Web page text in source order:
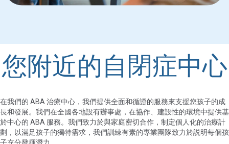
您附近的自閉症中心
在我們的 ABA 治療中心，我們提供全面和循證的服務來支援您孩子的成
長和發展。我們在全國各地設有辦事處，在協作、建設性的環境中提供基
於中心的 ABA 服務。我們致力於與家庭密切合作，制定個人化的治療計
劃，以滿足孩子的獨特需求，我們訓練有素的專業團隊致力於説明每個孩